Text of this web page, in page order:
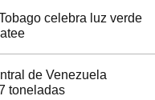
celebra luz verde
de Venezuela
toneladas